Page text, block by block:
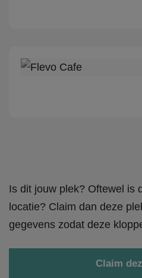
Is dit jouw plek? Oftewel is
locatie? Claim dan deze
gegevens zodat deze
Claim